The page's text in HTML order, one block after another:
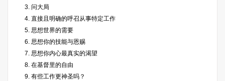
3. 问大局
4. 直接且明确的呼召从事特定工作
5. 思想世界的需要
6. 思想你的技能与恩赐
7. 思想你内心最真实的渴望
8. 在基督里的自由
9. 有些工作更神圣吗？